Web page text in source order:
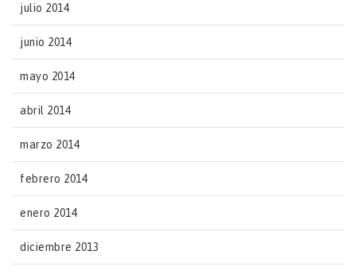
julio 2014
junio 2014
mayo 2014
abril 2014
marzo 2014
febrero 2014
enero 2014
diciembre 2013